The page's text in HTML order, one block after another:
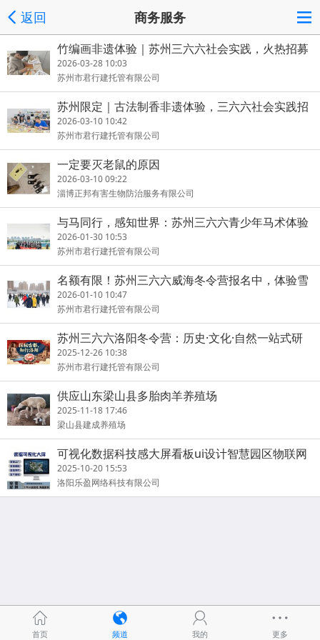
返回 商务服务
竹编画非遗体验｜苏州三六六社会实践，火热招募
小小手艺人！
2026-03-28 10:03
苏州市君行建托管有限公司
苏州限定｜古法制香非遗体验，三六六社会实践招
募
2026-03-10 10:42
苏州市君行建托管有限公司
一定要灭老鼠的原因
2026-03-10 09:22
淄博正邦有害生物防治服务有限公司
与马同行，感知世界：苏州三六六青少年马术体验
营火热招生
2026-01-30 10:53
苏州市君行建托管有限公司
名额有限！苏州三六六威海冬令营报名中，体验雪
海交响的成长之旅
2026-01-10 10:47
苏州市君行建托管有限公司
苏州三六六洛阳冬令营：历史·文化·自然一站式研
学火热招募中！
2025-12-26 10:38
苏州市君行建托管有限公司
供应山东梁山县多胎肉羊养殖场
2025-11-18 17:46
梁山县建成养殖场
可视化数据科技感大屏看板ui设计智慧园区物联网
驾驶舱前端开发
2025-10-20 15:53
洛阳乐盈网络科技有限公司
首页 频道 我的 更多